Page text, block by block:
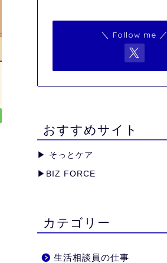
＼ Follow me ／
おすすめサイト
▶︎ そっとケア
▶︎ BIZ FORCE
カテゴリー
生活相談員の仕事